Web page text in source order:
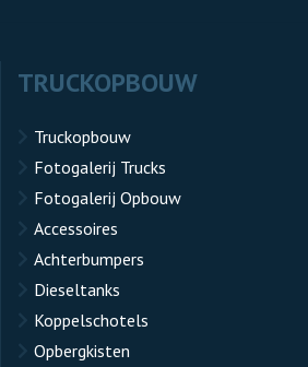
TRUCKOPBOUW
Truckopbouw
Fotogalerij Trucks
Fotogalerij Opbouw
Accessoires
Achterbumpers
Dieseltanks
Koppelschotels
Opbergkisten